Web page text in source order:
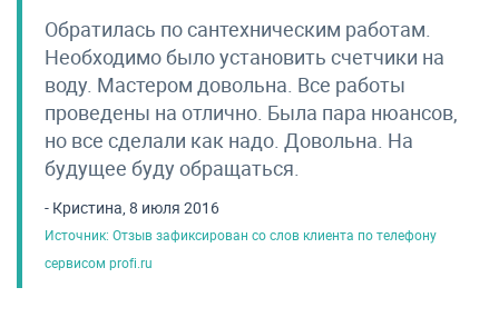
Обратилась по сантехническим работам.
Необходимо было установить счетчики на
воду. Мастером довольна. Все работы
проведены на отлично. Была пара нюансов,
но все сделали как надо. Довольна. На
будущее буду обращаться.
- Кристина, 8 июля 2016
Источник: Отзыв зафиксирован со слов клиента по телефону
сервисом profi.ru